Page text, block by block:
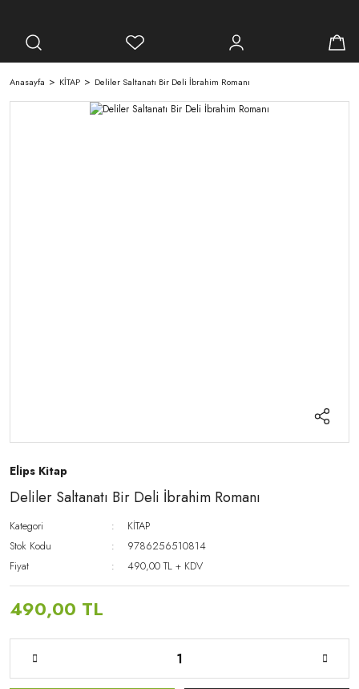
Anasayfa KİTAP Deliler Saltanatı Bir Deli İbrahim Romanı
Elips Kitap
Deliler Saltanatı Bir Deli İbrahim Romanı
Kategori
KİTAP
Stok Kodu
9786256510814
Fiyat
490,00 TL + KDV
490,00 TL